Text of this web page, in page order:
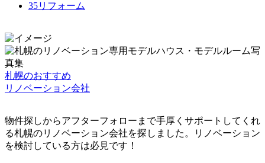
35リフォーム
札幌のおすすめ
リノベーション会社
物件探しからアフターフォローまで手厚くサポートしてくれ
る札幌のリノベーション会社を探しました。リノベーション
を検討している方は必見です！